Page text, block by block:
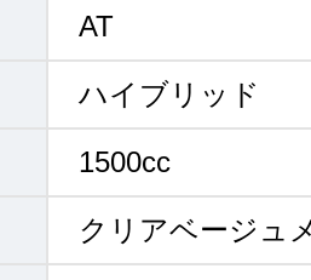
AT
ハイブリッド
1500cc
クリアベージュ